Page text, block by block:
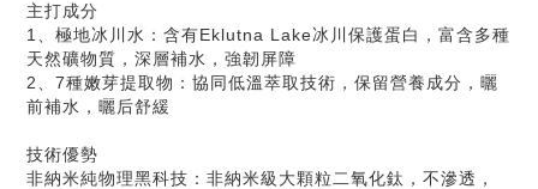
主打成分
1、極地冰川水：含有Eklutna Lake冰川保護蛋白，富含多種
天然礦物質，深層補水，強韌屏障
2、7種嫩芽提取物：協同低溫萃取技術，保留營養成分，曬
前補水，曬后舒緩
技術優勢
非納米純物理黑科技：非納米級大顆粒二氧化鈦，不滲透，